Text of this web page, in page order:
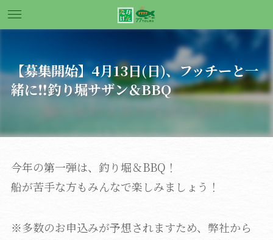
【募集開始】4月13日(日)、フッチーと一
緒に‼釣り堀サザン＆BBQ
今年の第一弾は、釣り堀＆BBQ！
船が苦手な方もみんなで楽しみましょう！
※多数のお申込みが予想されますため、弊社から